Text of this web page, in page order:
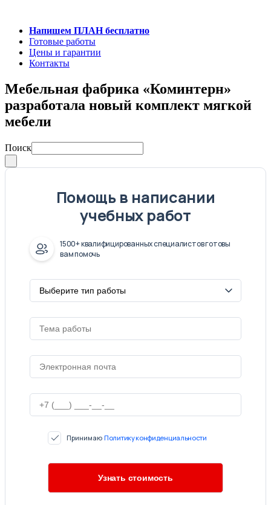
Напишем ПЛАН бесплатно
Готовые работы
Цены и гарантии
Контакты
Мебельная фабрика «Коминтерн»
разработала новый комплект мягкой
мебели
Поиск
Помощь в написании
учебных работ
1500+ квалифицированных специалистов готовы
вам помочь
Принимаю Политику конфиденциальности